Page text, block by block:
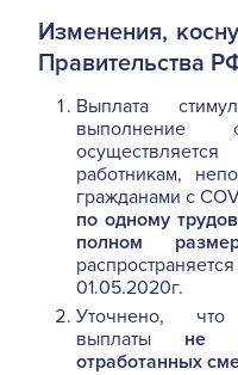
Изменения,
Правительства
Выплата
выполнение
работникам,
гражданами с
по одному
полном
01.05.2020г.
Уточнено,
выплаты не
отработанных